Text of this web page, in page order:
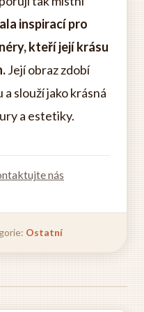
inspirací pro
kteří její krásu
Její obraz zdobí
slouží jako krásná
a estetiky.
nás
Ostatní